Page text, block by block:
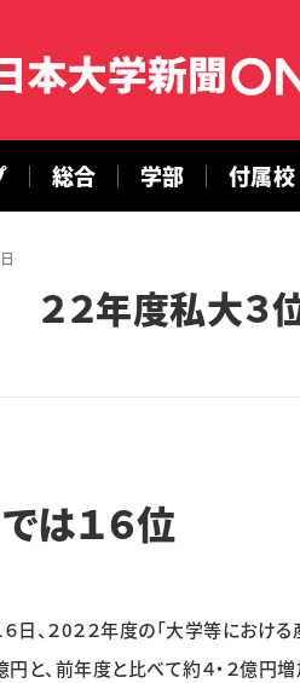
総合 学部 付属校
２年度私大３
は１６位
日、２0２２年度の「大学等にお
と、前年度と比べて約４・２億円増